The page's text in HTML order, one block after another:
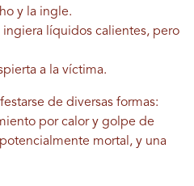
y la ingle.
ingiera líquidos calientes, pero
a la víctima.
de diversas formas:
por calor y golpe de
mortal, y una